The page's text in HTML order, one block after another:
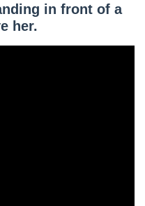
in front of a
her.